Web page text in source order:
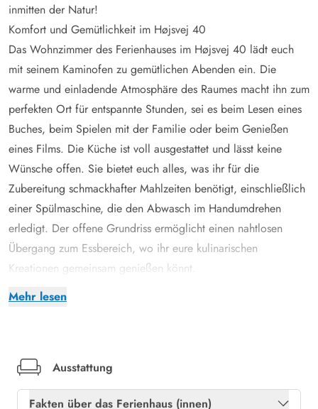
Mehr lesen
inmitten der Natur!
Komfort und Gemütlichkeit im Højsvej 40
Das Wohnzimmer des Ferienhauses im Højsvej 40 lädt euch
mit seinem Kaminofen zu gemütlichen Abenden ein. Die
warme und einladende Atmosphäre des Raumes macht ihn zum
perfekten Ort für entspannte Stunden, sei es beim Lesen eines
Buches, beim Spielen mit der Familie oder beim Genießen
eines Films. Die Küche ist voll ausgestattet und lässt keine
Wünsche offen. Sie bietet euch alles, was ihr für die
Zubereitung schmackhafter Mahlzeiten benötigt, einschließlich
einer Spülmaschine, die den Abwasch im Handumdrehen
erledigt. Der offene Grundriss ermöglicht einen nahtlosen
Übergang zum Essbereich, wo ihr eure kulinarischen
Kreationen gemeinsam genießen könnt.
Mit 3 Schlafzimmern bietet das Ferienhaus genügend Platz für
Badezimmer ist mit einer Fußbodenheizung ausgestattet,
welche besonders an kühleren Tagen für angenehme Wärme
Ausstattung
Fakten über das Ferienhaus (innen)